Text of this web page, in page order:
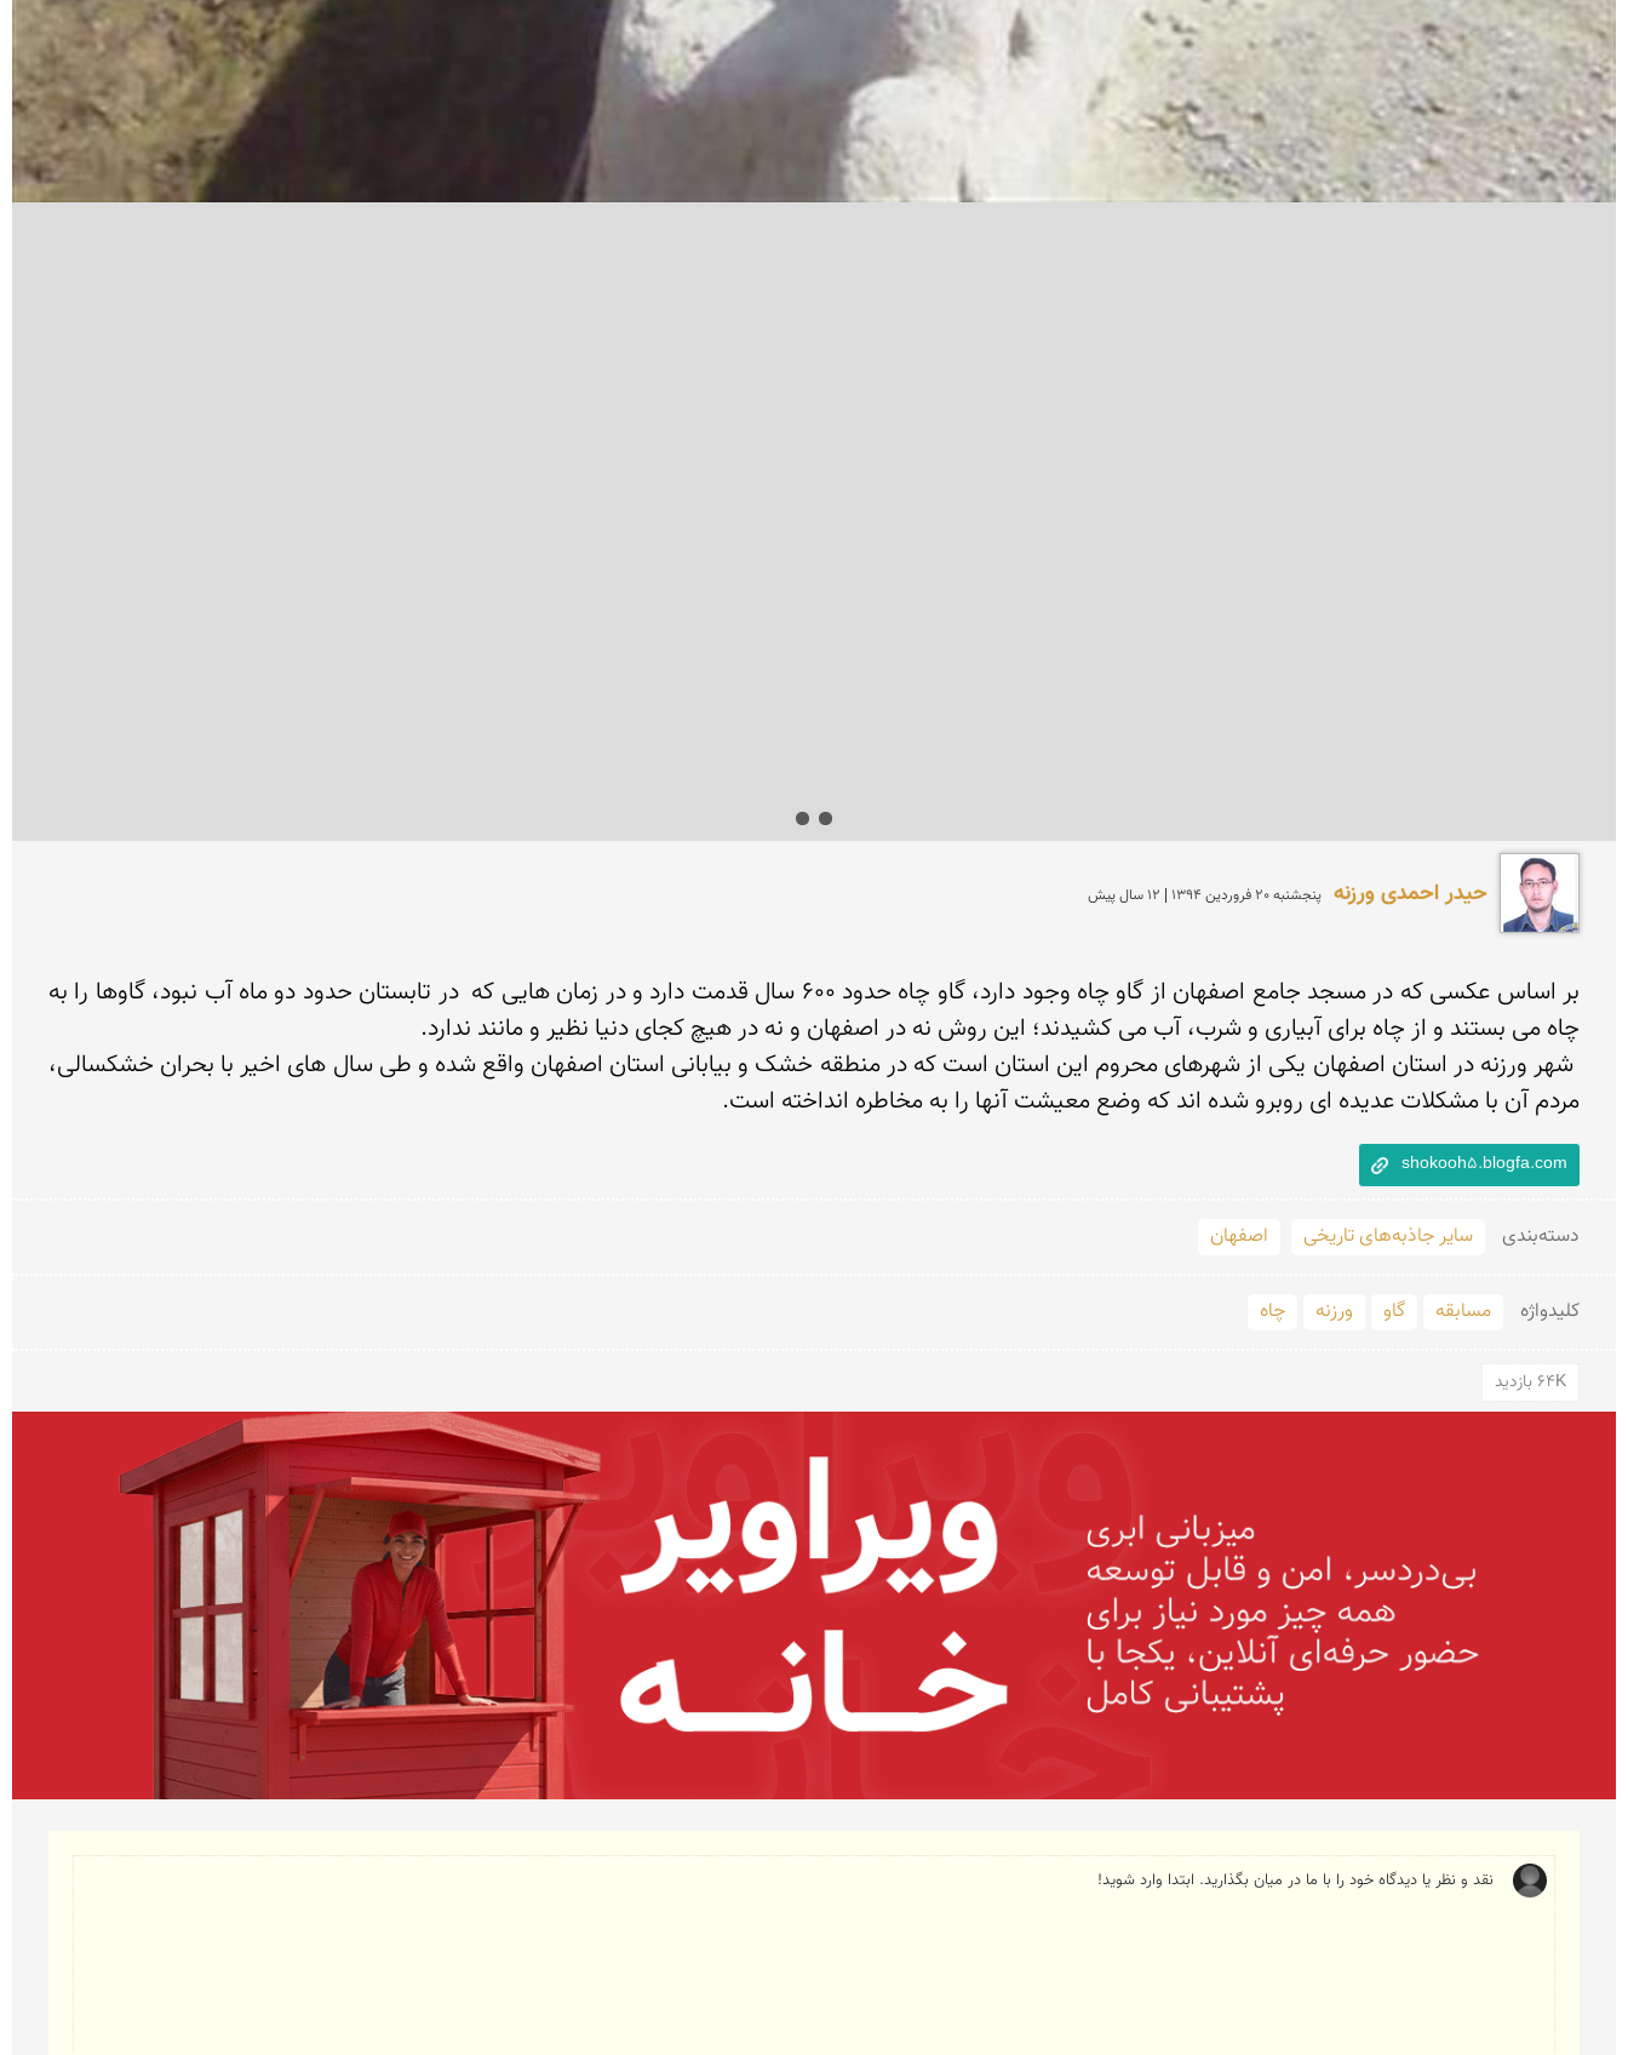
حیدر احمدی ورزنه پنجشنبه 20 فروردين 1394 | 12 سال پیش
مردم آن با مشکلات عدیده ای روبرو شده اند که وضع معیشت آنها را به مخاطره انداخته است.
shokooh5.blogfa.com
دسته‌بندی سایر جاذبه‌های تاریخی اصفهان
کلید‌واژه مسابقه گاو ورزنه چاه
64K بازدید